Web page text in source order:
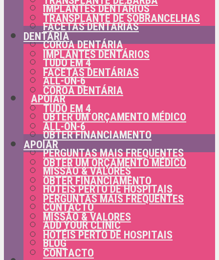
IMPLANTES DENTÁRIOS
FACETAS DENTÁRIAS
COROA DENTÁRIA
TUDO EM 4
ALL-ON-6
APOIAR
OBTER UM ORÇAMENTO MÉDICO
OBTER FINANCIAMENTO
PERGUNTAS MAIS FREQUENTES
MISSÃO & VALORES
HOTÉIS PERTO DE HOSPITAIS
CONTACTO
ADD YOUR CLINIC
BLOG
TRANSPLANTE DE SOBRANCELHAS
DENTÁRIA
IMPLANTES DENTÁRIOS
FACETAS DENTÁRIAS
COROA DENTÁRIA
TUDO EM 4
ALL-ON-6
APOIAR
OBTER UM ORÇAMENTO MÉDICO
OBTER FINANCIAMENTO
PERGUNTAS MAIS FREQUENTES
MISSÃO & VALORES
HOTÉIS PERTO DE HOSPITAIS
CONTACTO